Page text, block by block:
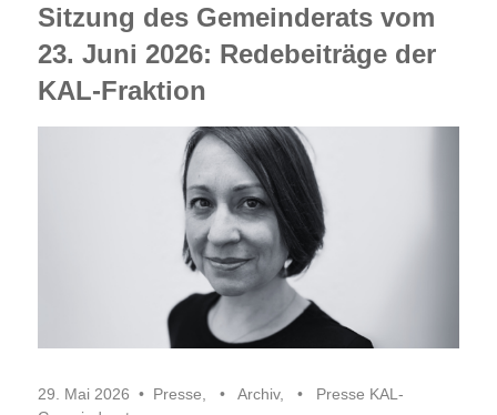
Sitzung des Gemeinderats vom
23. Juni 2026: Redebeiträge der
KAL-Fraktion
29. Mai 2026 Presse, Archiv,
Presse KAL-